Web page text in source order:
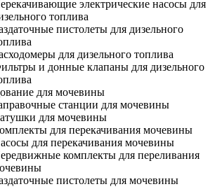
электрические насосы для
топлива
пистолеты для дизельного
для дизельного топлива
и донные клапаны для дизельного
для мочевины
станции для мочевины
для мочевины
для перекачивания мочевины
для перекачивания мочевины
комплекты для переливания
пистолеты для мочевины